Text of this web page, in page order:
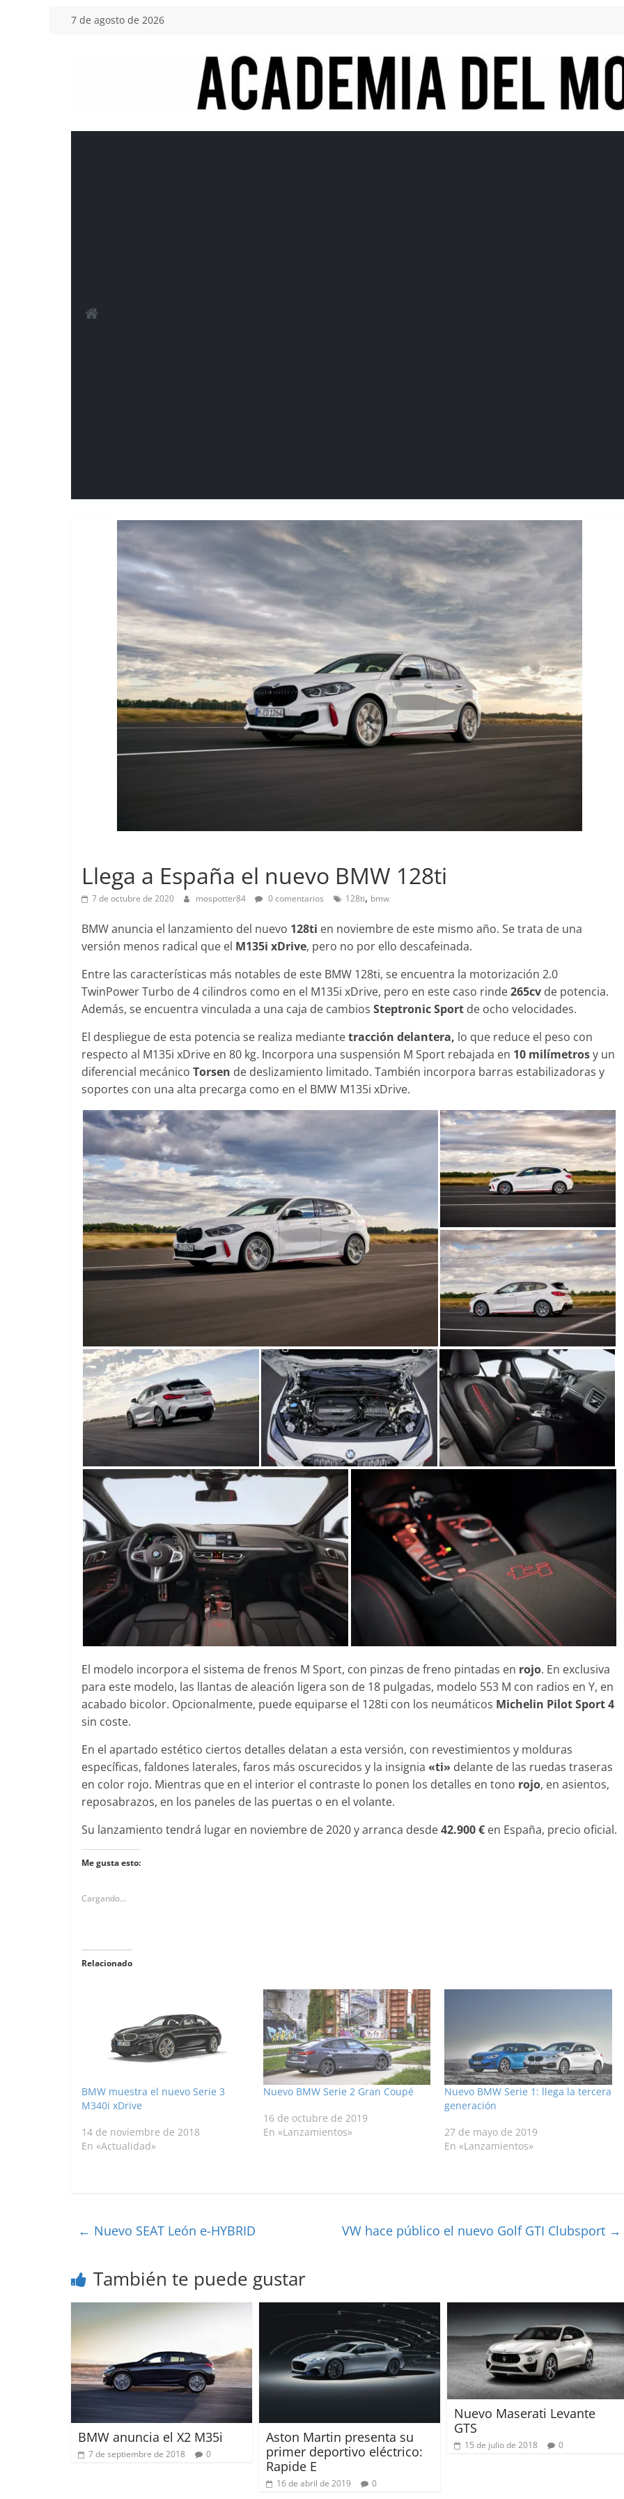
Saltar7 de agosto de 2026
Academia
del
Llega a España el nuevo BMW 128ti
7 de octubre de 2020 mospotter84 0 comentarios 128ti, bmw
BMW anuncia el lanzamiento del nuevo 128ti en noviembre de este mismo año. Se trata de una
versión menos radical que el M135i xDrive, pero no por ello descafeinada.
Entre las características más notables de este BMW 128ti, se encuentra la motorización 2.0
TwinPower Turbo de 4 cilindros como en el M135i xDrive, pero en este caso rinde265cv de potencia.
Además, se encuentra vinculada a una caja de cambios Steptronic Sport de ocho velocidades.
El despliegue de esta potencia se realiza mediantetracción delantera, lo que reduce el peso con
respecto al M135i xDrive en 80 kg. Incorpora una suspensión M Sport rebajada en 10 milímetrosy un
diferencial mecánico Torsen de deslizamiento limitado. También incorpora barras estabilizadoras y
soportes con una alta precarga como en el BMW M135i xDrive.
El modelo incorpora el sistema de frenos M Sport, con pinzas de freno pintadas en rojo. En exclusiva
para este modelo, las llantas de aleación ligera son de 18 pulgadas, modelo 553 M con radios en Y, en
acabado bicolor. Opcionalmente, puede equiparse el 128ti con los neumáticos Michelin Pilot Sport 4
sin coste.
En el apartado estético ciertos detalles delatan a esta versión, con revestimientos y molduras
específicas, faldones laterales, faros más oscurecidos y la insignia «ti» delante de las ruedas traseras
en color rojo. Mientras que en el interior el contraste lo ponen los detalles en tono rojo, en asientos,
reposabrazos, en los paneles de las puertas o en el volante.
Su lanzamiento tendrá lugar en noviembre de 2020 y arranca desde42.900 € en España, precio oficial.
Me gusta esto:
Cargando...
Relacionado
BMW muestra el nuevo Serie 3
M340i xDrive
14 de noviembre de 2018
En «Actualidad»
Nuevo BMW Serie 2 Gran Coupé
16 de octubre de 2019
En «Lanzamientos»
Nuevo BMW Serie 1: llega la tercera
generación
27 de mayo de 2019
En «Lanzamientos»
← Nuevo SEAT León e-HYBRID VW hace público el nuevo Golf GTI Clubsport →
También te puede gustar
BMW anuncia el X2 M35i
7 de septiembre de 2018 0
Aston Martin presenta su
primer deportivo eléctrico:
Rapide E
16 de abril de 2019 0
Nuevo Maserati Levante
GTS
15 de julio de 2018 0
probamos el Smart fortwo
EQ
Clásicos
Clase S Coupé W140: 30
años de uno de los
Mercedes-Benz más caros
31 de enero de 2022 mospotter84
Clásicos
Audi RS6: 20 años de
deportividad
25 de julio de 2022 mospotter84
Seguridad
Llamada a revisión en
Mercedes Clase A fabricados
entre 2017-2019
4 de septiembre de 2020
mospotter84
Seguridad
50 años del Mercedes-
ESF 13: un experimento
seguridad
31 de mayo de 2022 mospotter84